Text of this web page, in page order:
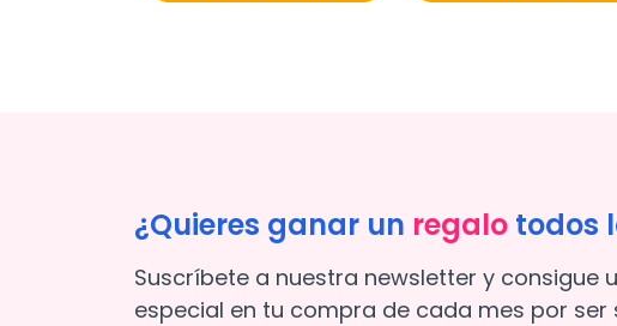
¿Quieres ganar un regalo todos
Suscríbete a nuestra newsletter y consigue
especial en tu compra de cada mes por ser